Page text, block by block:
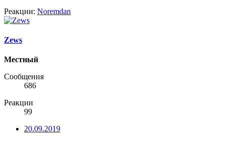
Реакции: Noremdan
Zews
Местный
Сообщения
686
Реакции
99
20.09.2019